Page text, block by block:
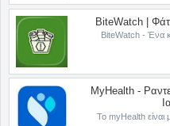
BiteWatch |
BiteWatch - Ένα
MyHealth -
Το myHealth είναι